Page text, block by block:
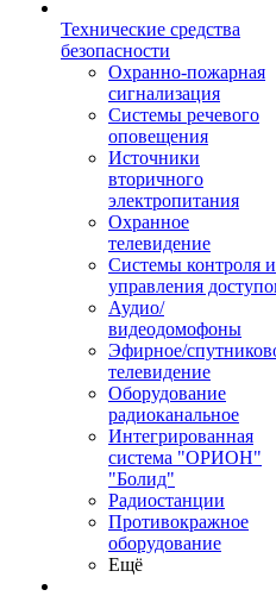
Технические средства
безопасности
Охранно-пожарная
сигнализация
Системы речевого
оповещения
Источники
вторичного
электропитания
Охранное
телевидение
Системы контроля и
управления
Аудио/
видеодомофоны
Эфирное/
телевидение
Оборудование
радиоканальное
Интегрированная
система "ОРИОН"
"Болид"
Радиостанции
Противокражное
оборудование
Ещё